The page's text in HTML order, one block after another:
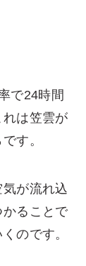
で24時間
は笠雲が
す。
が流れ込
ることで
のです。